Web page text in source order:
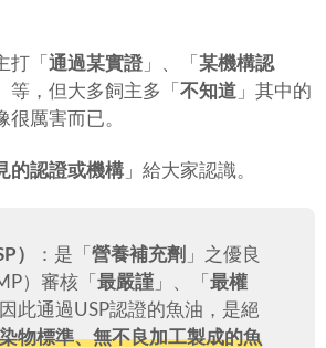
打「 通過某實證」、「 某機構認
」等，但大多飼主多「 不知道 」其中的
很厲害而已。
的認證或機構 」給大家認識。
） ：是「 營養補充劑 」之優良
）審核「 最嚴謹」、「 最權
此通過USP認證的魚油，是絕
物標準、無不良加工製成的魚